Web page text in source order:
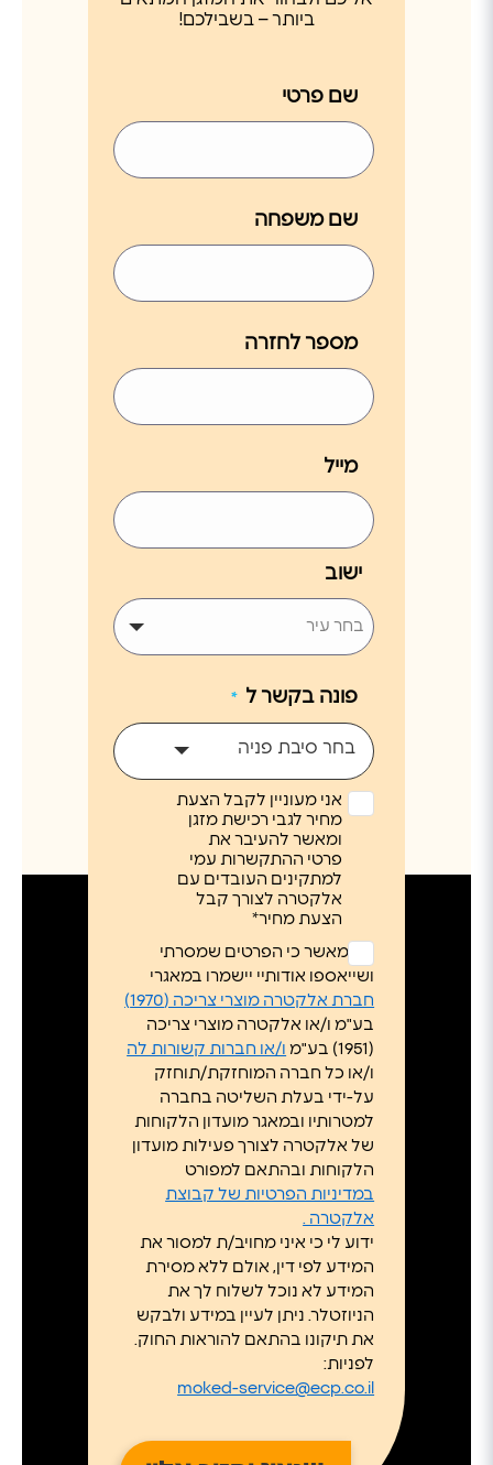
ביותר – בשבילכם!
שם פרטי
שם משפחה
מספר לחזרה
מייל
ישוב
פונה בקשר ל *
בחר סיבת פניה
אני מעוניין לקבל הצעת
מחיר לגבי רכישת מזגן
ומאשר להעיבר את
פרטי ההתקשרות עמי
למתקינים העובדים עם
אלקטרה לצורך קבל
הצעת מחיר*
ללא
כותרת
אני מאשר כי הפרטים שמסרתי
ושייאספו אודותיי יישמרו במאגרי
חברת אלקטרה מוצרי צריכה (1970)
בע"מ ו/או אלקטרה מוצרי צריכה
(1951) בע"מ
ו/או חברות קשורות לה
ו/או כל חברה המוחזקת/תוחזק
על-ידי בעלת השליטה בחברה
למטרותיו ובמאגר מועדון הלקוחות
של אלקטרה לצורך פעילות מועדון
הלקוחות ובהתאם למפורט
במדיניות הפרטיות של קבוצת
אלקטרה .
ידוע לי כי איני מחויב/ת למסור את
המידע לפי דין, אולם ללא מסירת
המידע לא נוכל לשלוח לך את
הניוזטלר. ניתן לעיין במידע ולבקש
את תיקונו בהתאם להוראות החוק.
לפניות:
moked-service@ecp.co.il